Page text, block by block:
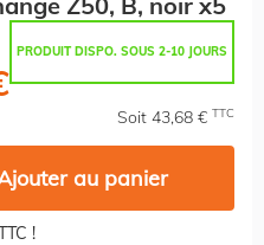
PRODUIT DISPO. SOUS 2-10 JOURS
Soit 43,68 € TTC
au panier
!